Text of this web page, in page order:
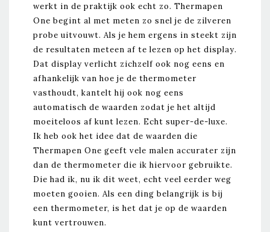
werkt in de praktijk ook echt zo. Thermapen
One begint al met meten zo snel je de zilveren
probe uitvouwt. Als je hem ergens in steekt zijn
de resultaten meteen af te lezen op het display.
Dat display verlicht zichzelf ook nog eens en
afhankelijk van hoe je de thermometer
vasthoudt, kantelt hij ook nog eens
automatisch de waarden zodat je het altijd
moeiteloos af kunt lezen. Echt super-de-luxe.
Ik heb ook het idee dat de waarden die
Thermapen One geeft vele malen accurater zijn
dan de thermometer die ik hiervoor gebruikte.
Die had ik, nu ik dit weet, echt veel eerder weg
moeten gooien. Als een ding belangrijk is bij
een thermometer, is het dat je op de waarden
kunt vertrouwen.